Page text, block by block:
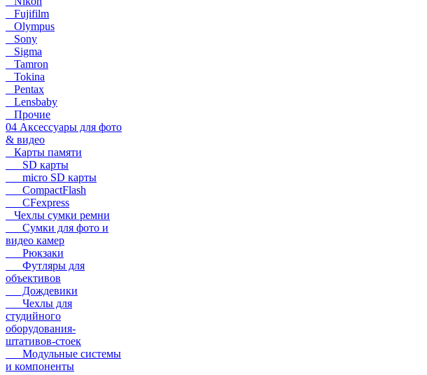
Fujifilm
Olympus
Sony
Sigma
Tamron
Tokina
Pentax
Lensbaby
Прочие
04 Аксессуары для фото
& видео
Карты памяти
SD карты
micro SD карты
CompactFlash
CFexpress
Чехлы сумки ремни
Сумки для фото и
видео камер
Рюкзаки
Футляры для
объективов
Дождевики
Чехлы для
студийного
оборудования-
штативов-стоек
Модульные системы
и компоненты